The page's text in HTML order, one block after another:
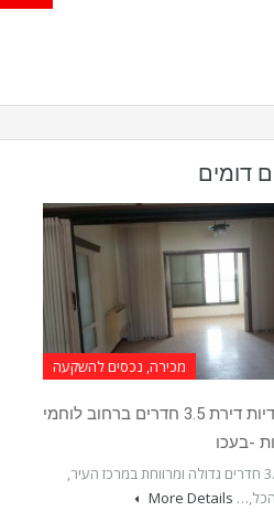
דומים
מכירה, נכסים להשקעה
בבלעדיות דירת 3.5 חדרים ברחוב לוחמי
-בעכו
דירת 3.5 חדרים גדולה ומרווחת במרכז העיר,
More Details